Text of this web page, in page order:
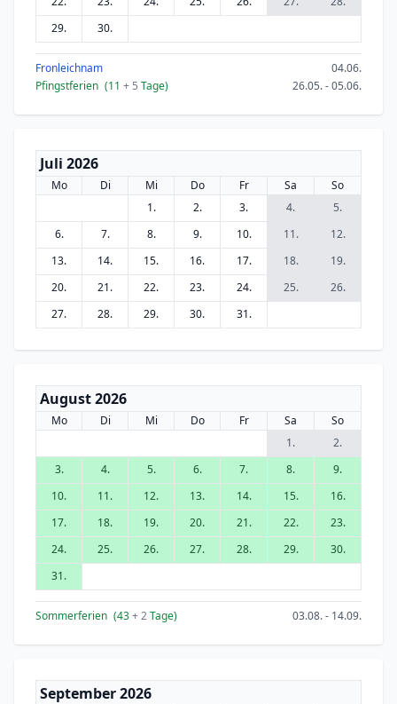
29.
30.
Fronleichnam
04.06.
Pfingstferien (11 + 5 Tage) 26.05. - 05.06.
Juli 2026
Mo Di Mi Do Fr Sa
So
1.
2. 3. 4.
5.
6.
7. 8. 9. 10. 11.
12.
13.
14. 15. 16. 17. 18.
19.
20.
21. 22. 23. 24. 25.
26.
27.
28. 29. 30. 31.
August 2026
Mo Di Mi Do Fr Sa
So
1.
2.
3.
4. 5. 6. 7. 8.
9.
10.
11. 12. 13. 14. 15.
16.
17.
18. 19. 20. 21. 22.
23.
24.
25. 26. 27. 28. 29.
30.
31.
Sommerferien (43+ 2Tage) 03.08. - 14.09.
September 2026